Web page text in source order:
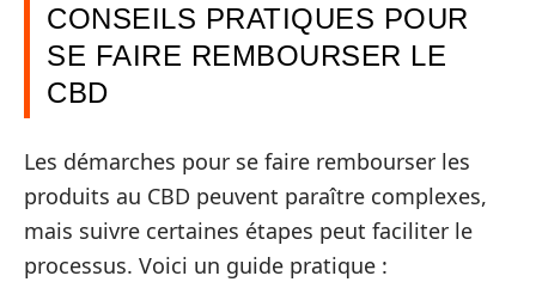
CONSEILS PRATIQUES POUR
SE FAIRE REMBOURSER LE
CBD
Les démarches pour se faire rembourser les
produits au CBD peuvent paraître complexes,
mais suivre certaines étapes peut faciliter le
processus. Voici un guide pratique :